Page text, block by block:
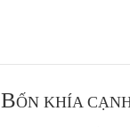
BỐN KHÍA